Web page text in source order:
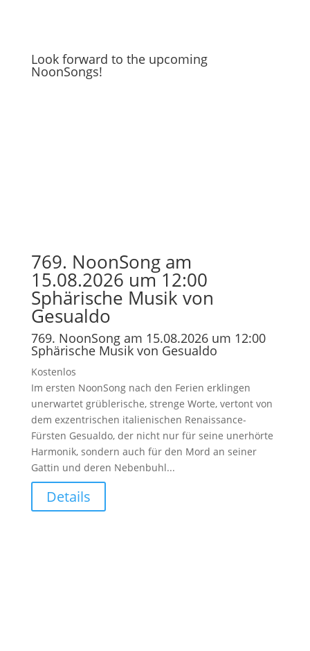
Look forward to the upcoming
NoonSongs!
769. NoonSong am
15.08.2026 um 12:00
Sphärische Musik von
Gesualdo
769. NoonSong am 15.08.2026 um 12:00
Sphärische Musik von Gesualdo
Kostenlos
Im ersten NoonSong nach den Ferien erklingen
unerwartet grüblerische, strenge Worte, vertont von
dem exzentrischen italienischen Renaissance-
Fürsten Gesualdo, der nicht nur für seine unerhörte
Harmonik, sondern auch für den Mord an seiner
Gattin und deren Nebenbuhl...
Details